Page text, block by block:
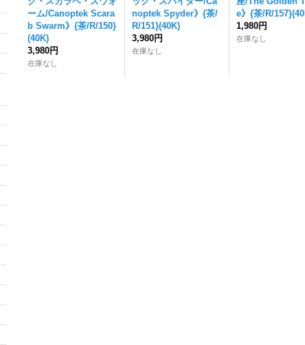
ーム/Canoptek Scara
b Swarm》{茶/R/150}
(40K)
3,980円
在庫なし
noptek Spyder》{茶/
R/151}(40K)
3,980円
在庫なし
e》{茶/R/
1,980円
在庫なし